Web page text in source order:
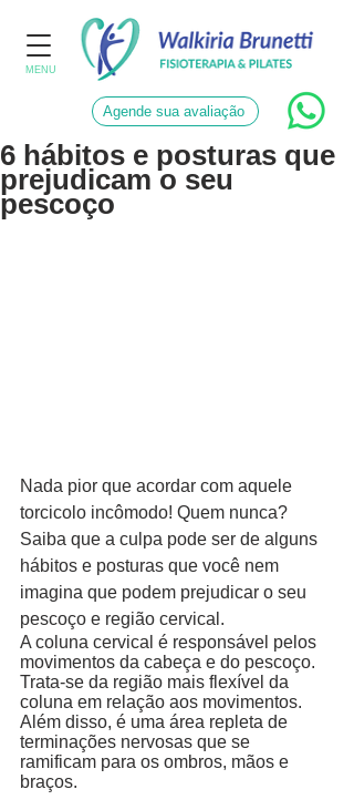
MENU
Agende sua avaliação
6 hábitos e posturas que
prejudicam o seu
pescoço
Nada pior que acordar com aquele
torcicolo incômodo! Quem nunca?
Saiba que a culpa pode ser de alguns
hábitos e posturas que você nem
imagina que podem prejudicar o seu
pescoço e região cervical.
A coluna cervical é responsável pelos
movimentos da cabeça e do pescoço.
Trata-se da região mais flexível da
coluna em relação aos movimentos.
Além disso, é uma área repleta de
terminações nervosas que se
ramificam para os ombros, mãos e
braços.